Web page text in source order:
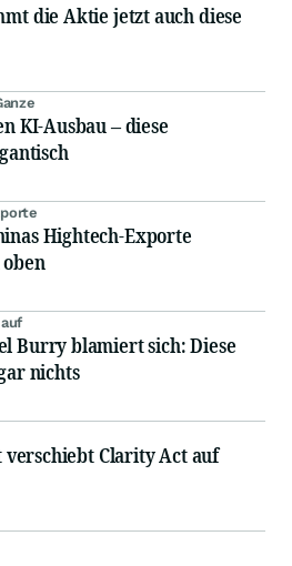
die Aktie jetzt auch diese
KI-Ausbau – diese
Hightech-Exporte
Burry blamiert sich: Diese
nichts
verschiebt Clarity Act auf